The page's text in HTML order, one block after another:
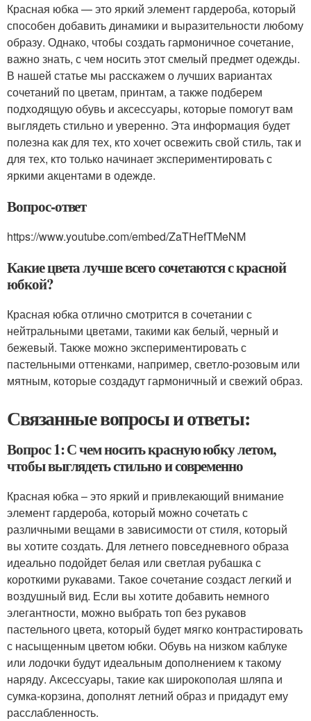
Красная юбка — это яркий элемент гардероба, который
способен добавить динамики и выразительности любому
образу. Однако, чтобы создать гармоничное сочетание,
важно знать, с чем носить этот смелый предмет одежды.
В нашей статье мы расскажем о лучших вариантах
сочетаний по цветам, принтам, а также подберем
подходящую обувь и аксессуары, которые помогут вам
выглядеть стильно и уверенно. Эта информация будет
полезна как для тех, кто хочет освежить свой стиль, так и
для тех, кто только начинает экспериментировать с
яркими акцентами в одежде.
Вопрос-ответ
https://www.youtube.com/embed/ZaTHefTMeNM
Какие цвета лучше всего сочетаются с красной
юбкой?
Красная юбка отлично смотрится в сочетании с
нейтральными цветами, такими как белый, черный и
бежевый. Также можно экспериментировать с
пастельными оттенками, например, светло-розовым или
мятным, которые создадут гармоничный и свежий образ.
Связанные вопросы и ответы:
Вопрос 1: С чем носить красную юбку летом,
чтобы выглядеть стильно и современно
Красная юбка – это яркий и привлекающий внимание
элемент гардероба, который можно сочетать с
различными вещами в зависимости от стиля, который
вы хотите создать. Для летнего повседневного образа
идеально подойдет белая или светлая рубашка с
короткими рукавами. Такое сочетание создаст легкий и
воздушный вид. Если вы хотите добавить немного
элегантности, можно выбрать топ без рукавов
пастельного цвета, который будет мягко контрастировать
с насыщенным цветом юбки. Обувь на низком каблуке
или лодочки будут идеальным дополнением к такому
наряду. Аксессуары, такие как широкополая шляпа и
сумка-корзина, дополнят летний образ и придадут ему
расслабленность.